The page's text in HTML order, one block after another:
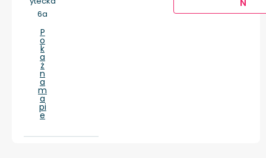
6a
P
o
k
a
ż
n
a
m
a
pi
e